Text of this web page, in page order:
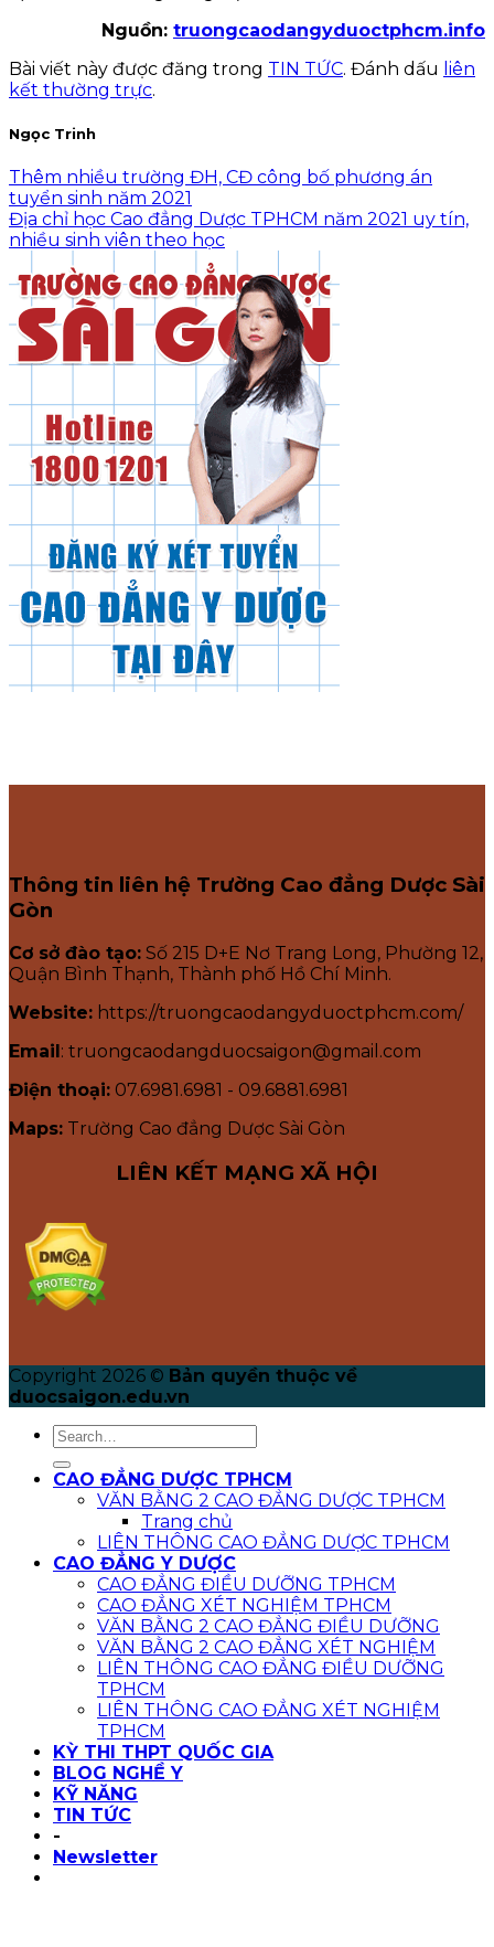
Nguồn: truongcaodangyduoctphcm.info
Bài viết này được đăng trong TIN TỨC. Đánh dấu liên
kết thường trực.
Ngọc Trinh
Thêm nhiều trường ĐH, CĐ công bố phương án
tuyển sinh năm 2021
Địa chỉ học Cao đẳng Dược TPHCM năm 2021 uy tín,
nhiều sinh viên theo học
Thông tin liên hệ Trường Cao đẳng Dược Sài
Gòn
Cơ sở đào tạo: Số 215 D+E Nơ Trang Long, Phường 12,
Quận Bình Thạnh, Thành phố Hồ Chí Minh.
Website: https://truongcaodangyduoctphcm.com/
Email : truongcaodangduocsaigon@gmail.com
Điện thoại: 07.6981.6981 - 09.6881.6981
Maps: Trường Cao đẳng Dược Sài Gòn
LIÊN KẾT MẠNG XÃ HỘI
Copyright 2026 © Bản quyền thuộc về
duocsaigon.edu.vn
CAO ĐẲNG DƯỢC TPHCM
VĂN BẰNG 2 CAO ĐẲNG DƯỢC TPHCM
Trang chủ
LIÊN THÔNG CAO ĐẲNG DƯỢC TPHCM
CAO ĐẲNG Y DƯỢC
CAO ĐẲNG ĐIỀU DƯỠNG TPHCM
CAO ĐẲNG XÉT NGHIỆM TPHCM
VĂN BẰNG 2 CAO ĐẲNG ĐIỀU DƯỠNG
VĂN BẰNG 2 CAO ĐẲNG XÉT NGHIỆM
LIÊN THÔNG CAO ĐẲNG ĐIỀU DƯỠNG
TPHCM
LIÊN THÔNG CAO ĐẲNG XÉT NGHIỆM
TPHCM
KỲ THI THPT QUỐC GIA
BLOG NGHỀ Y
KỸ NĂNG
TIN TỨC
-
Newsletter